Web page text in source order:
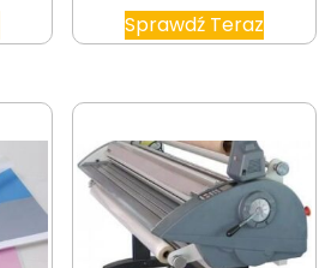
Sprawdź Teraz